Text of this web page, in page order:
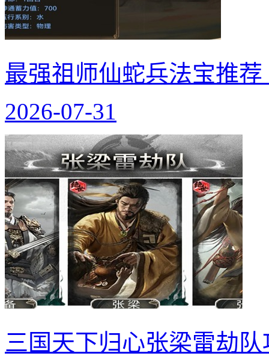
最强祖师仙蛇兵法宝推
2026-07-31
三国天下归心张梁雷劫